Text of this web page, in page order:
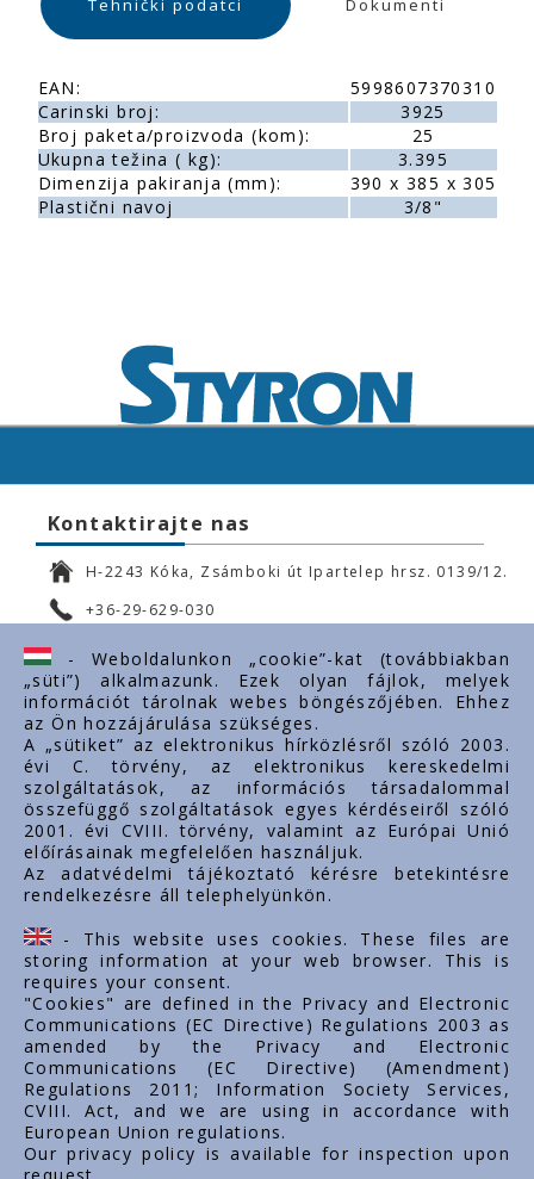
Tehnički podatci Dokumenti
EAN:
5998607370310
Carinski broj:
3925
Broj paketa/proizvoda (kom):
25
Ukupna težina ( kg):
3.395
Dimenzija pakiranja (mm):
390 x 385 x 305
Plastični navoj
3/8"
Kontaktirajte nas
H-2243 Kóka, Zsámboki út Ipartelep hrsz. 0139/12.
+36-29-629-030
ertekesites@styron.hu
export@styron.hu
www.styron.hu
Važni linkovi
O nama
Dokumenti
Kontakt
Karijera
- Weboldalunkon „cookie”-kat (továbbiakban
„süti”) alkalmazunk. Ezek olyan fájlok, melyek
információt tárolnak webes böngészőjében. Ehhez
az Ön hozzájárulása szükséges.
A „sütiket” az elektronikus hírközlésről szóló 2003.
évi C. törvény, az elektronikus kereskedelmi
szolgáltatások, az információs társadalommal
összefüggő szolgáltatások egyes kérdéseiről szóló
2001. évi CVIII. törvény, valamint az Európai Unió
előírásainak megfelelően használjuk.
Az adatvédelmi tájékoztató kérésre betekintésre
rendelkezésre áll telephelyünkön.
- This website uses cookies. These files are
storing information at your web browser. This is
requires your consent.
"Cookies" are defined in the Privacy and Electronic
Communications (EC Directive) Regulations 2003 as
amended by the Privacy and Electronic
Communications (EC Directive) (Amendment)
Regulations 2011; Information Society Services,
CVIII. Act, and we are using in accordance with
European Union regulations.
Our privacy policy is available for inspection upon